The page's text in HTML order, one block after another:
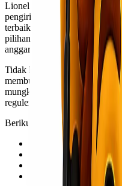
Lionel Express menawarkan
pengiriman ini. Kami
terbaik tanpa menguras
pilihan layanan, Kawan Lio
anggaran.
Tidak hanya itu, ada juga opsi
membutuhkan barang sampai
mungkin sedikit lebih mahal
reguler, namun sangat
Berikut lead time pengiriman
Layanan Eco: 10-12 hari
Layanan Reguler: 1-2
Layanan Express: 1 hari
Layanan VIP: